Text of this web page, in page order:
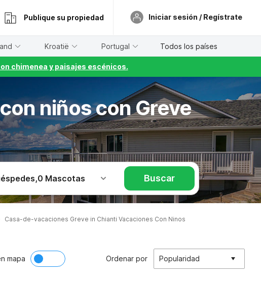
Publique su propiedad Iniciar sesión / Regístrate
Kroatië Portugal Todos los países
chimenea y paisajes escénicos.
niños con Greve
,0 Mascotas Buscar
Casa-de-vacaciones Greve in Chianti Vacaciones Con Ninos
mapa Ordenar por Popularidad